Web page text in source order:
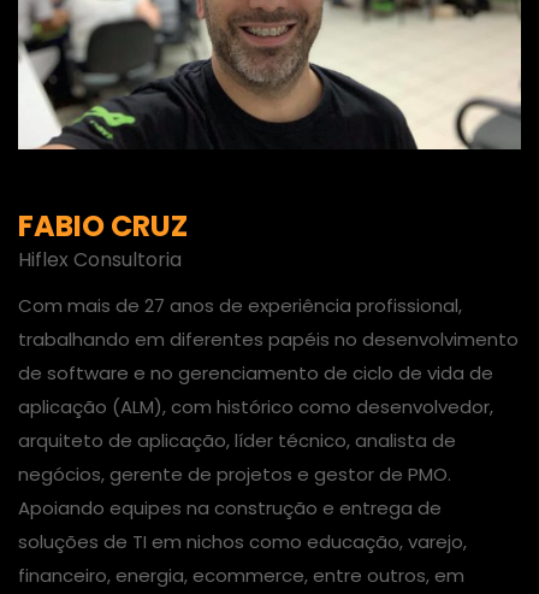
FABIO CRUZ
Hiflex Consultoria
Com mais de 27 anos de experiência profissional,
trabalhando em diferentes papéis no desenvolvimento
de software e no gerenciamento de ciclo de vida de
aplicação (ALM), com histórico como desenvolvedor,
arquiteto de aplicação, líder técnico, analista de
negócios, gerente de projetos e gestor de PMO.
Apoiando equipes na construção e entrega de
soluções de TI em nichos como educação, varejo,
financeiro, energia, ecommerce, entre outros, em